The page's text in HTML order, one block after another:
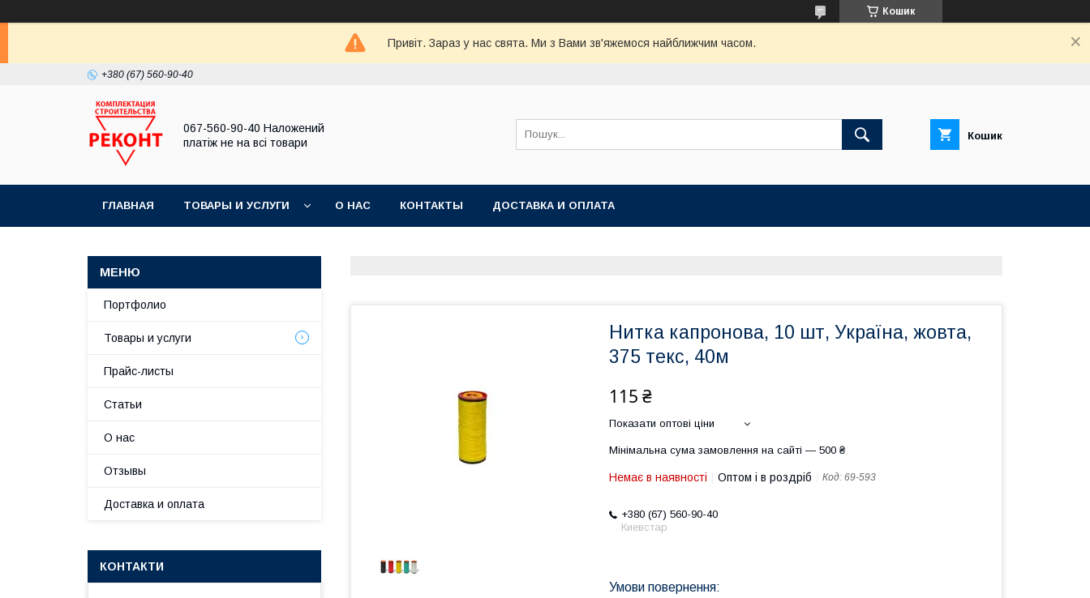
Кошик
Привіт. Зараз у нас свята. Ми з Вами зв'яжемося найближчим часом.
+380 (67) 560-90-40
067-560-90-40 Наложений
платіж не на всі товари
Кошик
ГЛАВНАЯ ТОВАРЫ И УСЛУГИ О НАС КОНТАКТЫ ДОСТАВКА И ОПЛАТА
Нитка капронова, 10 шт, Україна, жовта,
375 текс, 40м
115 ₴
Показати оптові ціни
Мінімальна сума замовлення на сайті — 500 ₴
Немає в наявності Оптом і в роздріб Код: 69-593
+380 (67) 560-90-40
Киевстар
Портфолио
Товары и услуги
Прайс-листы
Статьи
О нас
Отзывы
Доставка и оплата
КОНТАКТИ